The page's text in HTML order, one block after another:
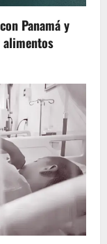
Panamá y
alimentos